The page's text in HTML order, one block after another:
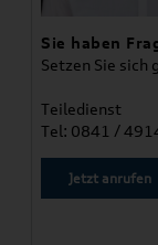
Sie haben
Setzen Sie sich
Teiledienst
Tel: 0841 /
Jetzt anrufen